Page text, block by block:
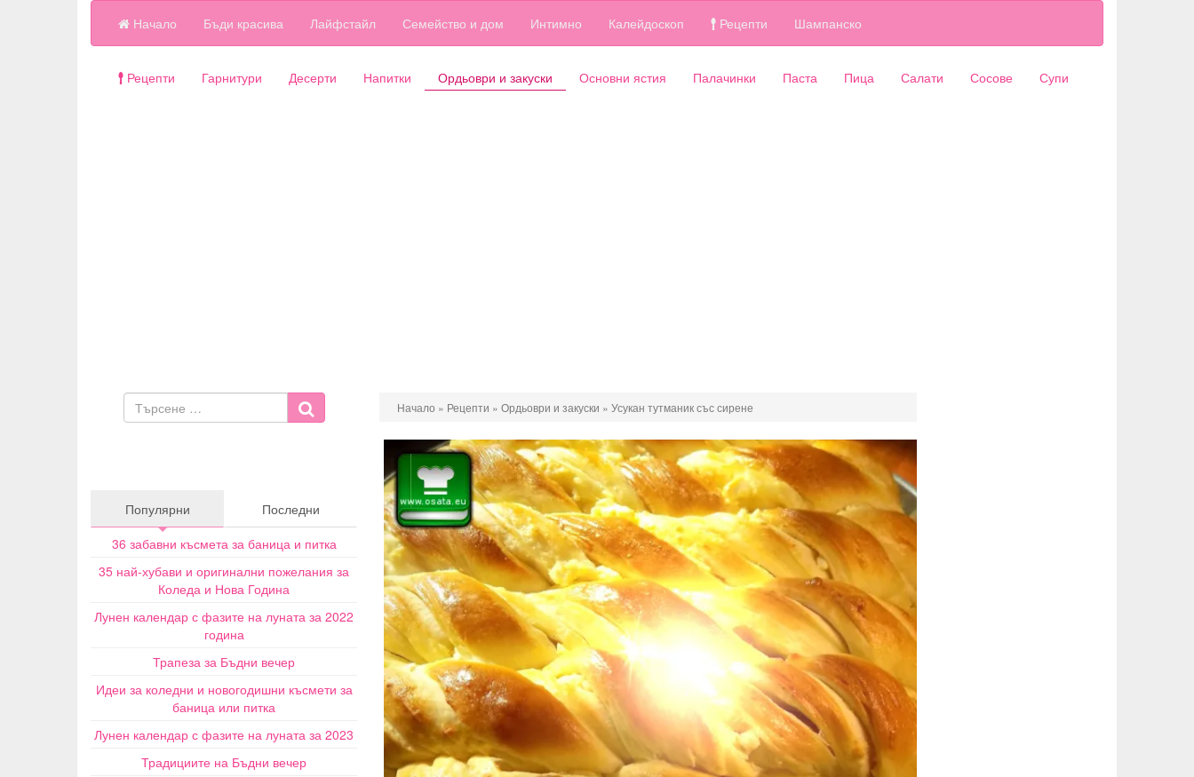
Начало Бъди красива Лайфстайл Семейство и дом Интимно Калейдоскоп Рецепти Шампанско
Рецепти Гарнитури Десерти Напитки Ордьоври и закуски Основни ястия Палачинки Паста Пица Салати Сосове Супи
Начало » Рецепти » Ордьоври и закуски » Усукан тутманик със сирене
Популярни
Последни
36 забавни късмета за баница и питка
35 най-хубави и оригинални пожелания за
Коледа и Нова Година
Лунен календар с фазите на луната за 2022
година
Трапеза за Бъдни вечер
Идеи за коледни и новогодишни късмети за
баница или питка
Лунен календар с фазите на луната за 2023
Традициите на Бъдни вечер